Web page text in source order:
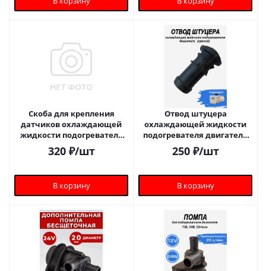
Скоба для крепления
датчиков охлаждающей
жидкости подогревателя
двигателя
320₽/шт
В корзину
Отвод штуцера
охлаждающей жидкости
подогревателя двигателя
(Прямой)
250₽/шт
В корзину